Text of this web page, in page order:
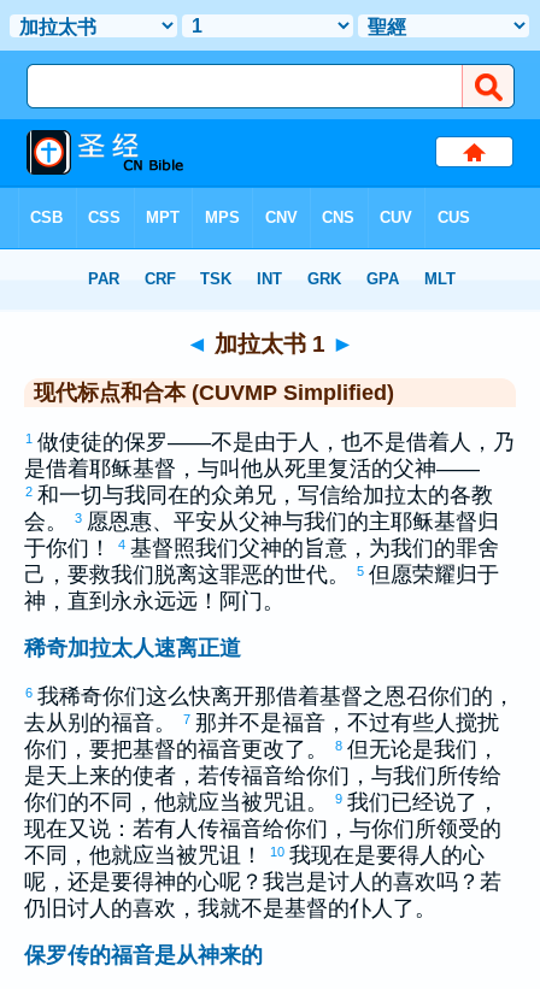
> 加拉太书 1
◄ 加拉太书 1 ►
现代标点和合本 (CUVMP Simplified)
1 做使徒的保罗——不是由于人，也不是借着人，乃
是借着耶稣基督，与叫他从死里复活的父神——
2 和一切与我同在的众弟兄，写信给加拉太的各教
会。
3 愿恩惠、平安从父神与我们的主耶稣基督归
于你们！
4 基督照我们父神的旨意，为我们的罪舍
己，要救我们脱离这罪恶的世代。
5 但愿荣耀归于
神，直到永永远远！阿门。
稀奇加拉太人速离正道
6 我稀奇你们这么快离开那借着基督之恩召你们的，
去从别的福音。
7 那并不是福音，不过有些人搅扰
你们，要把基督的福音更改了。
8 但无论是我们，
是天上来的使者，若传福音给你们，与我们所传给
你们的不同，他就应当被咒诅。
9 我们已经说了，
现在又说：若有人传福音给你们，与你们所领受的
不同，他就应当被咒诅！
10 我现在是要得人的心
呢，还是要得神的心呢？我岂是讨人的喜欢吗？若
仍旧讨人的喜欢，我就不是基督的仆人了。
保罗传的福音是从神来的